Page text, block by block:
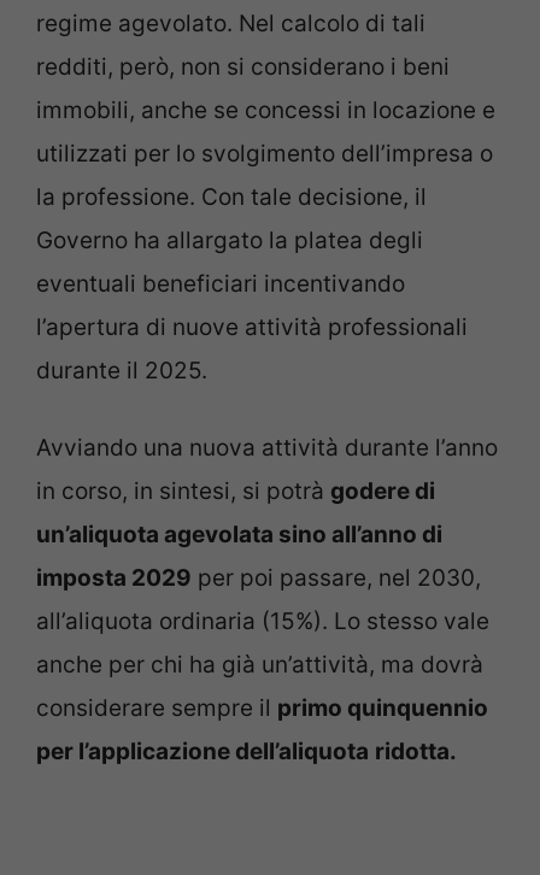
regime agevolato. Nel calcolo di tali
redditi, però, non si considerano i beni
immobili, anche se concessi in locazione e
utilizzati per lo svolgimento dell’impresa o
la professione. Con tale decisione, il
Governo ha allargato la platea degli
eventuali beneficiari incentivando
l’apertura di nuove attività professionali
durante il 2025.
Avviando una nuova attività durante l’anno
in corso, in sintesi, si potrà godere di
un’aliquota agevolata sino all’anno di
imposta 2029 per poi passare, nel 2030,
all’aliquota ordinaria (15%). Lo stesso vale
anche per chi ha già un’attività, ma dovrà
considerare sempre il primo quinquennio
per l’applicazione dell’aliquota ridotta.